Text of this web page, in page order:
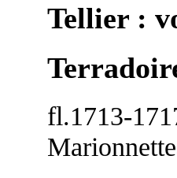
Tellier :
fl.1713-